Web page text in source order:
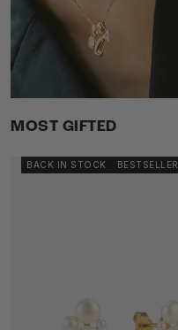
MOST GIFTED
BACK IN STOCK BESTSELLER